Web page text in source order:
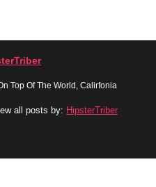
Top Of The World, Calirfonia
all posts by: HipsterTriber